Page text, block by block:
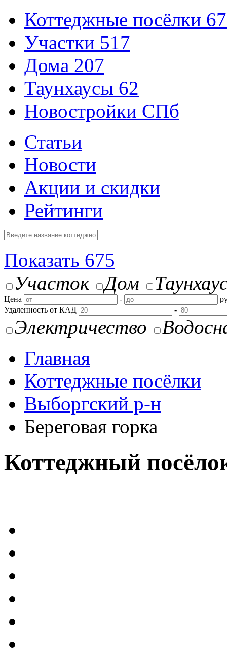
Коттеджные посёлки
Участки 517
Дома 207
Таунхаусы 62
Новостройки СПб
Статьи
Новости
Акции и скидки
Рейтинги
Показать 675
Участок
Дом
Цена -
Удаленность от КАД
-
Электричество
Главная
Коттеджные посёлки
Выборгский р-н
Береговая горка
Коттеджный